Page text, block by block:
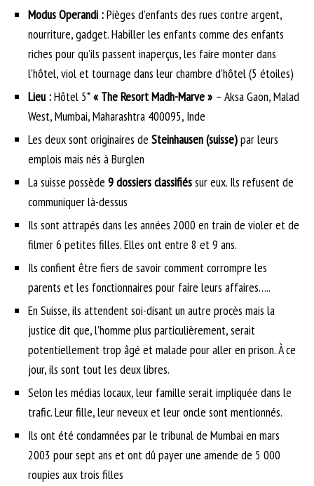
Modus Operandi :Pièges d’enfants des rues contre argent,
nourriture, gadget. Habiller les enfants comme des enfants
riches pour qu’ils passent inaperçus, les faire monter dans
l’hôtel, viol et tournage dans leur chambre d’hôtel (5 étoiles)
Lieu :Hôtel 5*« The Resort Madh-Marve » – Aksa Gaon, Malad
West, Mumbai, Maharashtra 400095, Inde
Les deux sont originaires de Steinhausen (suisse)par leurs
emplois mais nés à Burglen
La suisse possède 9 dossiers classifiéssur eux. Ils refusent de
communiquer là-dessus
Ils sont attrapés dans les années 2000 en train de violer et de
filmer 6 petites filles. Elles ont entre 8 et 9 ans.
Ils confient être fiers de savoir comment corrompre les
parents et les fonctionnaires pour faire leurs affaires…..
En Suisse, ils attendent soi-disant un autre procès mais la
justice dit que, l’homme plus particulièrement, serait
potentiellement trop âgé et malade pour aller en prison. À ce
jour, ils sont tout les deux libres.
Selon les médias locaux, leur famille serait impliquée dans le
trafic. Leur fille, leur neveux et leur oncle sont mentionnés.
Ils ont été condamnées par le tribunal de Mumbai en mars
2003 pour sept ans et ont dû payer une amende de 5 000
roupies aux trois filles